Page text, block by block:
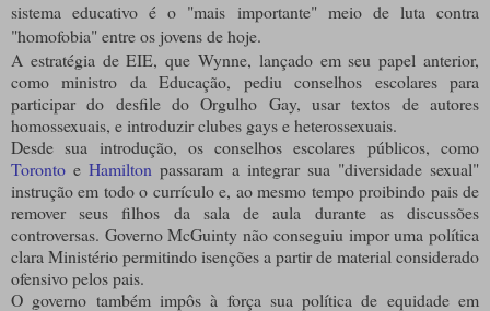
sistema educativo é o "mais importante" meio de luta contra
"homofobia" entre os jovens de hoje.
A estratégia de EIE, que Wynne, lançado em seu papel anterior,
como ministro da Educação, pediu conselhos escolares para
participar do desfile do Orgulho Gay, usar textos de autores
homossexuais, e introduzir clubes gays e heterossexuais.
Desde sua introdução, os conselhos escolares públicos, como
Toronto eHamilton passaram a integrar sua "diversidade sexual"
instrução em todo o currículo e, ao mesmo tempo proibindo pais de
remover seus filhos da sala de aula durante as discussões
controversas. Governo McGuinty não conseguiu impor uma política
clara Ministério permitindo isenções a partir de material considerado
ofensivo pelos pais.
O governo também impôs à força sua política de equidade em